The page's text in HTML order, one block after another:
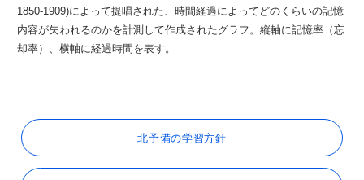
1850-1909)によって提唱された、時間経過によってどのくらいの記憶
内容が失われるのかを計測して作成されたグラフ。縦軸に記憶率（忘
却率）、横軸に経過時間を表す。
北予備の学習方針